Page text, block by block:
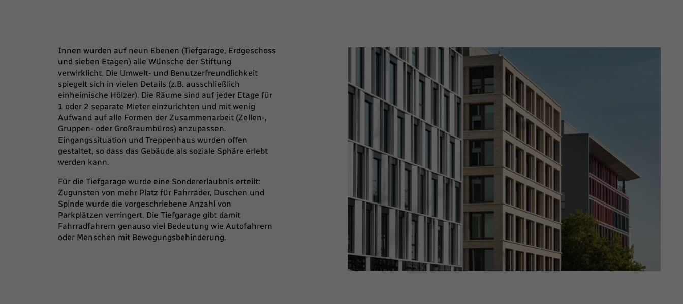
Innen wurden auf neun Ebenen (Tiefgarage, Erdgeschoss
und sieben Etagen) alle Wünsche der Stiftung
verwirklicht. Die Umwelt- und Benutzerfreundlichkeit
spiegelt sich in vielen Details (z.B. ausschließlich
einheimische Hölzer). Die Räume sind auf jeder Etage für
1 oder 2 separate Mieter einzurichten und mit wenig
Aufwand auf alle Formen der Zusammenarbeit (Zellen-,
Gruppen- oder Großraumbüros) anzupassen.
Eingangssituation und Treppenhaus wurden offen
gestaltet, so dass das Gebäude als soziale Sphäre erlebt
werden kann.
Für die Tiefgarage wurde eine Sondererlaubnis erteilt:
Zugunsten von mehr Platz für Fahrräder, Duschen und
Spinde wurde die vorgeschriebene Anzahl von
Parkplätzen verringert. Die Tiefgarage gibt damit
Fahrradfahrern genauso viel Bedeutung wie Autofahrern
oder Menschen mit Bewegungsbehinderung.